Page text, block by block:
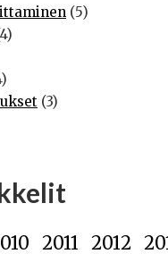
(5)
(3)
2011 2012